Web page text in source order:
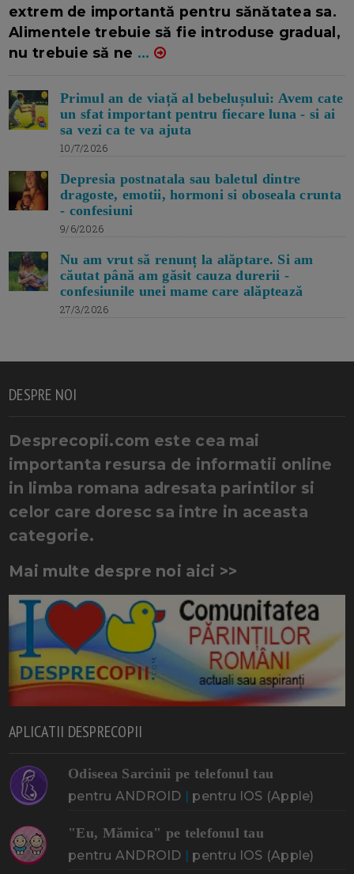
extrem de importantă pentru sănătatea sa.
Alimentele trebuie să fie introduse gradual,
nu trebuie să ne ...
Primul an de viață al bebelușului: Avem cate
un sfat important pentru fiecare luna - si ai
sa vezi ca te va ajuta
10/7/2026
Depresia postnatala sau baletul dintre
dragoste, emotii, hormoni si oboseala crunta
- confesiuni
9/6/2026
Nu am vrut să renunț la alăptare. Si am
căutat până am găsit cauza durerii -
confesiunile unei mame care alăptează
27/3/2026
DESPRE NOI
Desprecopii.com este cea mai
importanta resursa de informatii online
in limba romana adresata parintilor si
celor care doresc sa intre in aceasta
categorie.
Mai multe despre noi aici >>
APLICATII DESPRECOPII
Odiseea Sarcinii pe telefonul tau
pentru ANDROID pentru IOS (Apple)
"Eu, Mămica" pe telefonul tau
pentru ANDROID pentru IOS (Apple)